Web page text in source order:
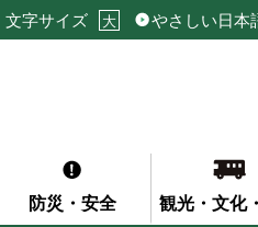
文字サイズ 大 やさしい日本
防災・安全 観光・文化